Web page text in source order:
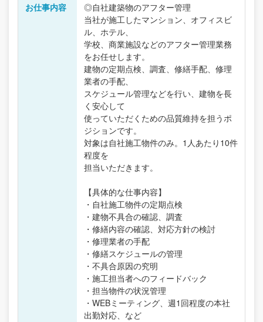
お仕事内容
◎自社建築物のアフター管理
当社が施工したマンション、オフィスビ
ル、ホテル、
学校、商業施設などのアフター管理業務
をお任せします。
建物の定期点検、調査、修繕手配、修理
業者の手配、
スケジュール管理などを行い、建物を長
く安心して
使っていただくための品質維持を担うポ
ジションです。
対象は自社施工物件のみ。1人あたり10件
程度を
担当いただきます。
【具体的な仕事内容】
・自社施工物件の定期点検
・建物不具合の確認、調査
・修繕内容の確認、対応方針の検討
・修理業者の手配
・修繕スケジュールの管理
・不具合原因の究明
・施工担当者へのフィードバック
・担当物件の状況管理
・WEBミーティング、週1回程度の本社
出勤対応、など